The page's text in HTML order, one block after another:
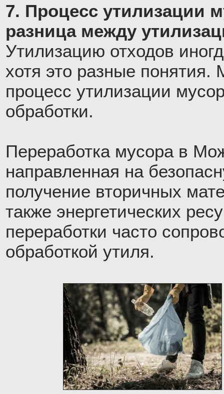
7. Процесс утилизации
разница между
Утилизацию отходов
хотя это разные понятия.
процесс утилизации
обработки.
Переработка мусора в
направленная на
получение вторичных
также энергетических
переработки часто
обработкой утиля.